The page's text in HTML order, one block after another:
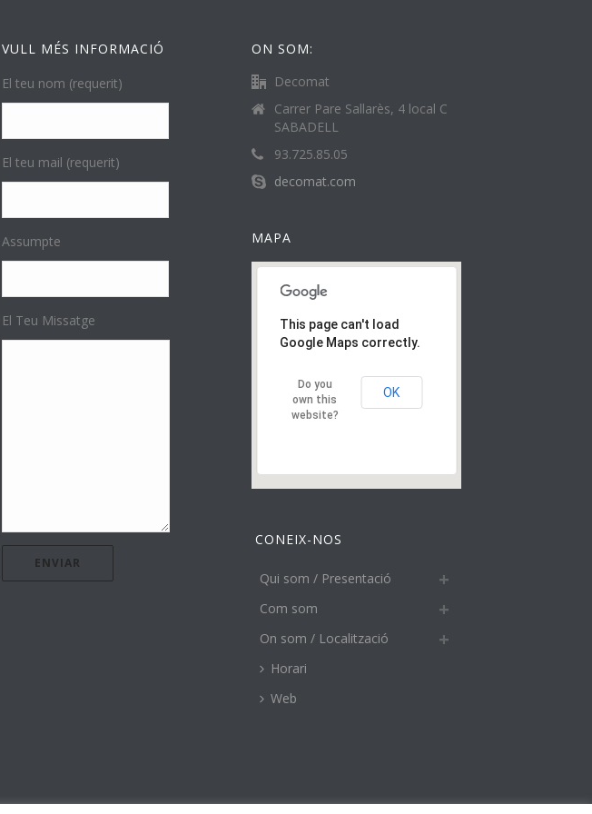
VULL MÉS INFORMACIÓ
El teu nom (requerit)
El teu mail (requerit)
Assumpte
El Teu Missatge
ON SOM:
Decomat
Carrer Pare Sallarès, 4 local C
SABADELL
93.725.85.05
decomat.com
MAPA
This page can't load
Google Maps correctly.
Do you
own this
website?
OK
CONEIX-NOS
Qui som / Presentació
Com som
On som / Localització
Horari
Web